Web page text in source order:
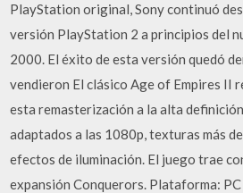
PlayStation original, Sony continuó
versión PlayStation 2 a principios del
2000. El éxito de esta versión quedó
vendieron El clásico Age of Empires II
esta remasterización a la alta
adaptados a las 1080p, texturas más
efectos de iluminación. El juego trae
expansión Conquerors. Plataforma: